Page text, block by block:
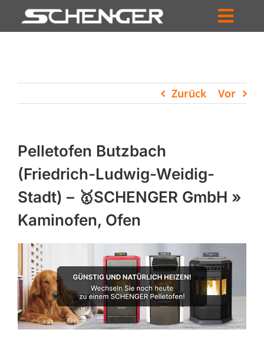
Inhalt
HÄNDLERSUCHE
UNTERNEHMEN
PROFIL
WARENKORB
PRODUCTS
SEARCH
Zurück Vor
Pelletofen Butzbach
(Friedrich-Ludwig-Weidig-
Stadt) – 🥇SCHENGER GmbH »
Kaminofen, Ofen